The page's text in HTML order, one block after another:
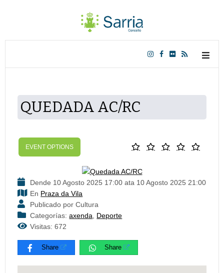
QUEDADA AC/RC
EVENT OPTIONS
Dende 10 Agosto 2025 17:00 ata 10 Agosto 2025 21:00
En Praza da Vila
Publicado por Cultura
Categorías:axenda, Deporte
Visitas: 672
Share Share